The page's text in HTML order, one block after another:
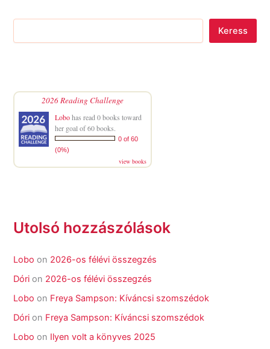
Keress
2026 Reading Challenge
Lobohas read 0 books toward
her goal of 60 books.
0 of 60
(0%)
view books
Utolsó hozzászólások
Lobo on 2026-os félévi összegzés
Dóri on 2026-os félévi összegzés
Lobo on Freya Sampson: Kíváncsi szomszédok
Dóri on Freya Sampson: Kíváncsi szomszédok
Lobo on Ilyen volt a könyves 2025